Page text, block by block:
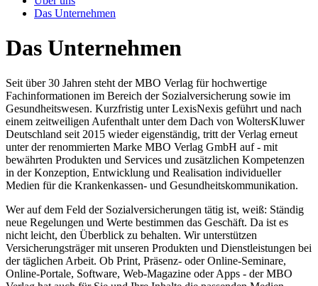
Das Unternehmen
Das Unternehmen
Seit über 30 Jahren steht der MBO Verlag für hochwertige
Fachinformationen im Bereich der Sozialversicherung sowie im
Gesundheitswesen. Kurzfristig unter LexisNexis geführt und nach
einem zeitweiligen Aufenthalt unter dem Dach von WoltersKluwer
Deutschland seit 2015 wieder eigenständig, tritt der Verlag erneut
unter der renommierten Marke MBO Verlag GmbH auf - mit
bewährten Produkten und Services und zusätzlichen Kompetenzen
in der Konzeption, Entwicklung und Realisation individueller
Medien für die Krankenkassen- und Gesundheitskommunikation.
Wer auf dem Feld der Sozialversicherungen tätig ist, weiß: Ständig
neue Regelungen und Werte bestimmen das Geschäft. Da ist es
nicht leicht, den Überblick zu behalten. Wir unterstützen
Versicherungsträger mit unseren Produkten und Dienstleistungen bei
der täglichen Arbeit. Ob Print, Präsenz- oder Online-Seminare,
Online-Portale, Software, Web-Magazine oder Apps - der MBO